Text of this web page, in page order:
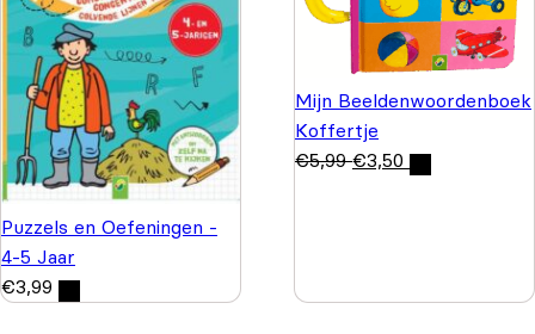
Puzzels en Oefeningen -
4-5 Jaar
€3,99
Mijn Beeldenwoordenboek
Koffertje
€5,99 €3,50